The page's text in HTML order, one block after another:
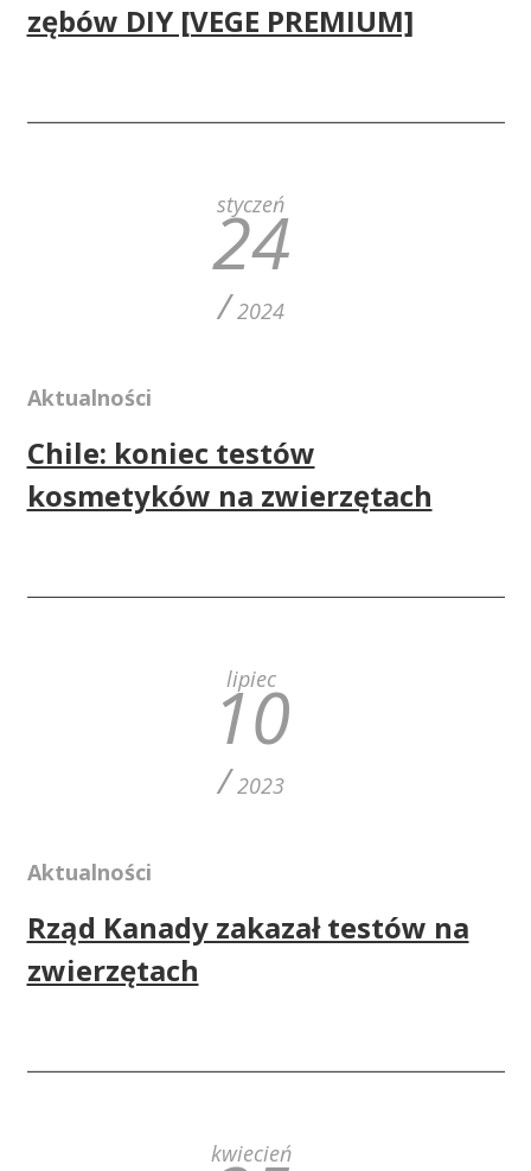
zębów DIY [VEGE PREMIUM]
styczeń
24
/ 2024
Aktualności
Chile: koniec testów
kosmetyków na zwierzętach
lipiec
10
/ 2023
Aktualności
Rząd Kanady zakazał testów na
zwierzętach
kwiecień